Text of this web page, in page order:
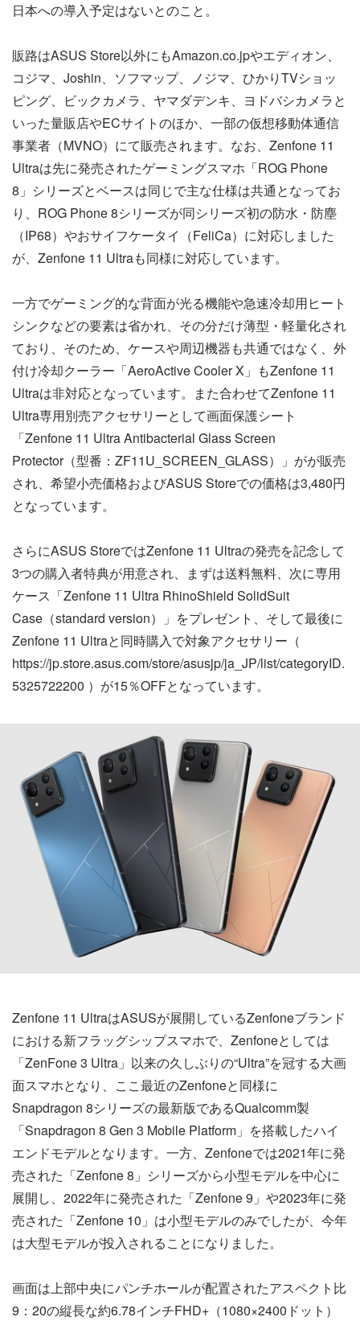
日本への導入予定はないとのこと。
販路はASUS Store以外にもAmazon.co.jpやエディオン、
コジマ、Joshin、ソフマップ、ノジマ、ひかりTVショッ
ピング、ビックカメラ、ヤマダデンキ、ヨドバシカメラと
いった量販店やECサイトのほか、一部の仮想移動体通信
事業者（MVNO）にて販売されます。なお、Zenfone 11
Ultraは先に発売されたゲーミングスマホ「ROG Phone
8」シリーズとベースは同じで主な仕様は共通となってお
り、ROG Phone 8シリーズが同シリーズ初の防水・防塵
（IP68）やおサイフケータイ（FeliCa）に対応しました
が、Zenfone 11 Ultraも同様に対応しています。
一方でゲーミング的な背面が光る機能や急速冷却用ヒート
シンクなどの要素は省かれ、その分だけ薄型・軽量化され
ており、そのため、ケースや周辺機器も共通ではなく、外
付け冷却クーラー「AeroActive Cooler X」もZenfone 11
Ultraは非対応となっています。また合わせてZenfone 11
Ultra専用別売アクセサリーとして画面保護シート
「Zenfone 11 Ultra Antibacterial Glass Screen
Protector（型番：ZF11U_SCREEN_GLASS）」がが販売
され、希望小売価格およびASUS Storeでの価格は3,480円
となっています。
さらにASUS StoreではZenfone 11 Ultraの発売を記念して
3つの購入者特典が用意され、まずは送料無料、次に専用
ケース「Zenfone 11 Ultra RhinoShield SolidSuit
Case（standard version）」をプレゼント、そして最後に
Zenfone 11 Ultraと同時購入で対象アクセサリー（
https://jp.store.asus.com/store/asusjp/ja_JP/list/categoryID.
5325722200 ）が15％OFFとなっています。
Zenfone 11 UltraはASUSが展開しているZenfoneブランド
における新フラッグシップスマホで、Zenfoneとしては
「ZenFone 3 Ultra」以来の久しぶりの“Ultra”を冠する大画
面スマホとなり、ここ最近のZenfoneと同様に
Snapdragon 8シリーズの最新版であるQualcomm製
「Snapdragon 8 Gen 3 Mobile Platform」を搭載したハイ
エンドモデルとなります。一方、Zenfoneでは2021年に発
売された「Zenfone 8」シリーズから小型モデルを中心に
展開し、2022年に発売された「Zenfone 9」や2023年に発
売された「Zenfone 10」は小型モデルのみでしたが、今年
は大型モデルが投入されることになりました。
画面は上部中央にパンチホールが配置されたアスペクト比
9：20の縦長な約6.78インチFHD+（1080×2400ドット）